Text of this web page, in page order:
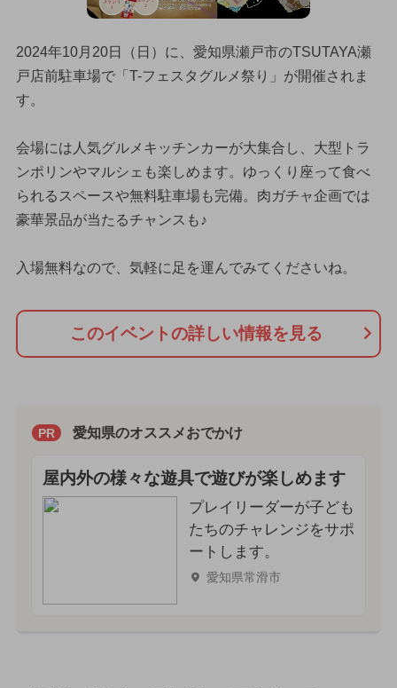
2024年10月20日（日）に、愛知県瀬戸市のTSUTAYA瀬
戸店前駐車場で「T-フェスタグルメ祭り」が開催されま
す。
会場には人気グルメキッチンカーが大集合し、大型トラ
ンポリンやマルシェも楽しめます。ゆっくり座って食べ
られるスペースや無料駐車場も完備。肉ガチャ企画では
豪華景品が当たるチャンスも♪
入場無料なので、気軽に足を運んでみてくださいね。
このイベントの詳しい情報を見る
PR 愛知県のオススメおでかけ
屋内外の様々な遊具で遊びが楽しめます
プレイリーダーが子ども
たちのチャレンジをサポ
ートします。
愛知県常滑市